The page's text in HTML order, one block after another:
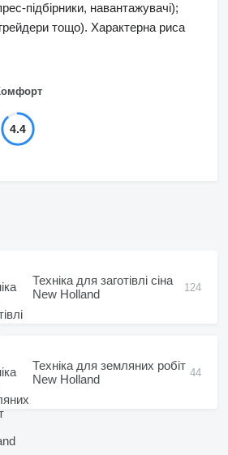
підбірники, навантажувачі);
тощо). Характерна риса
4.4
Техніка для заготівлі сіна
New Holland
124
Техніка для земляних робіт
New Holland
44